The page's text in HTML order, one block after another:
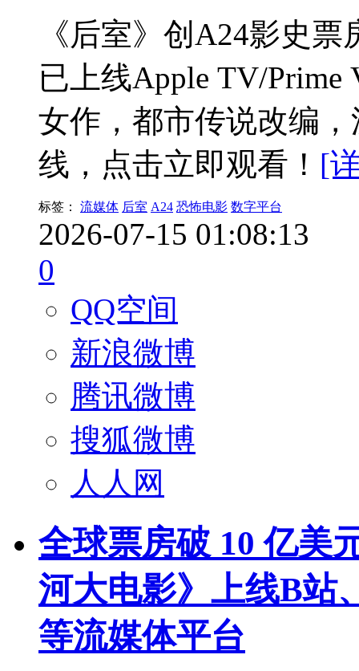
《后室》创A24影史
已上线Apple TV/Prime
女作，都市传说改编
线，点击立即观看！ [
标签： 流媒体 后室 A24 恐怖电影 数字平台
2026-07-15 01:08:13
0
QQ空间
新浪微博
腾讯微博
搜狐微博
人人网
全球票房破 10 亿美
河大电影》上线B站
等流媒体平台